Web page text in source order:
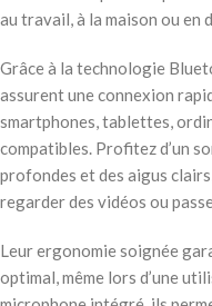
au travail, à la maison ou en
Grâce à la technologie
assurent une connexion
smartphones, tablettes,
compatibles. Profitez d’un
profondes et des aigus
regarder des vidéos ou
Leur ergonomie soignée
optimal, même lors d’une